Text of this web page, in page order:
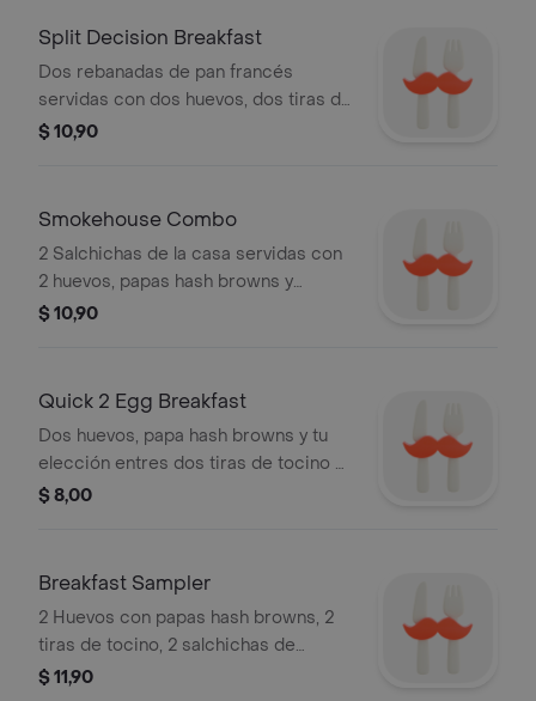
Split Decision Breakfast
Dos rebanadas de pan francés
servidas con dos huevos, dos tiras de
tocino crujiente, dos salchichas de
$ 10,90
Smokehouse Combo
2 Salchichas de la casa servidas con
2 huevos, papas hash browns y
acompañante a elección
$ 10,90
Quick 2 Egg Breakfast
Dos huevos, papa hash browns y tu
elección entres dos tiras de tocino o
dos salchichas de desayuno con
$ 8,00
Breakfast Sampler
2 Huevos con papas hash browns, 2
tiras de tocino, 2 salchichas de
desayuno, 2 rebanadas de jamón. con
$ 11,90